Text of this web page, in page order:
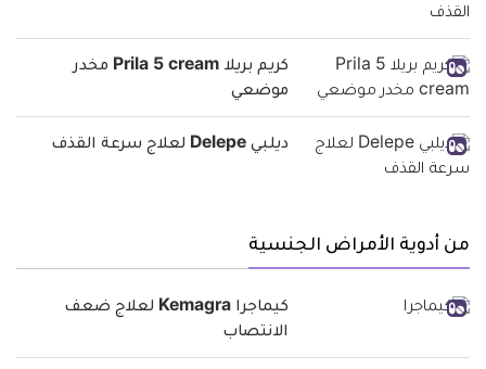
كريم بريلا Prila 5 cream مخدر
موضعي
ديلبي Delepe لعلاج سرعة القذف
من أدوية الأمراض الجنسية
كيماجرا Kemagra لعلاج ضعف
الانتصاب